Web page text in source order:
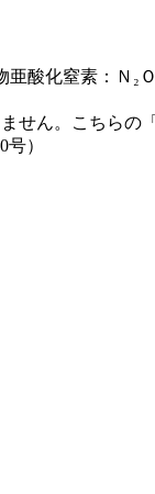
酸化窒素：Ｎ₂
せん。こちらの「
）